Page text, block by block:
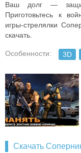
Ваш долг —
Приготовьтесь к
игры-стрелялки
скачать.
Особенности: 3D
Скачать